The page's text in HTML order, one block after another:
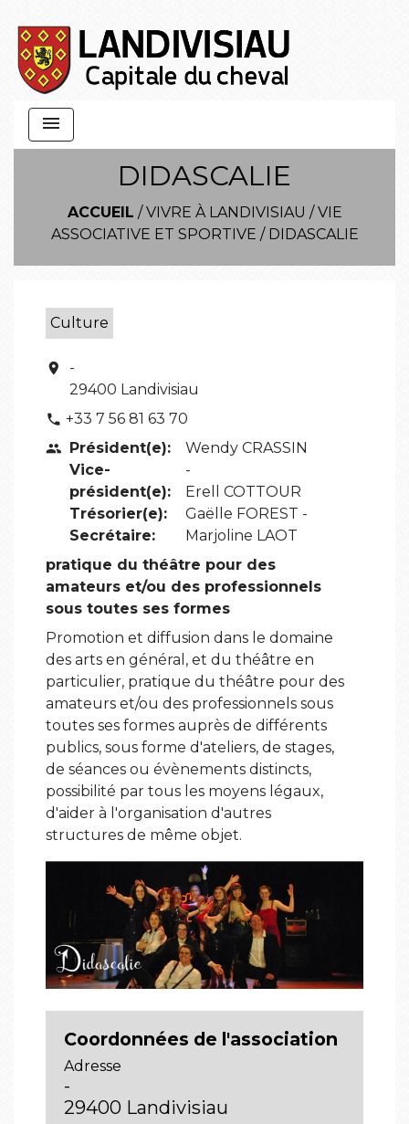
menu
DIDASCALIE
ACCUEIL /VIVRE À LANDIVISIAU /VIE
ASSOCIATIVE ET SPORTIVE / DIDASCALIE
Culture
location_on
-
29400 Landivisiau
phone +33 7 56 81 63 70
people Président(e):
Vice-
président(e):
Trésorier(e):
Secrétaire:
Wendy CRASSIN
-
Erell COTTOUR
Gaëlle FOREST -
Marjoline LAOT
pratique du théâtre pour des
amateurs et/ou des professionnels
sous toutes ses formes
Promotion et diffusion dans le domaine
des arts en général, et du théâtre en
particulier, pratique du théâtre pour des
amateurs et/ou des professionnels sous
toutes ses formes auprès de différents
publics, sous forme d'ateliers, de stages,
de séances ou évènements distincts,
possibilité par tous les moyens légaux,
d'aider à l'organisation d'autres
structures de même objet.
Coordonnées de l'association
Adresse
-
29400 Landivisiau